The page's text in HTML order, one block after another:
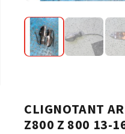
CLIGNOTANT
Z800 Z 800 13-